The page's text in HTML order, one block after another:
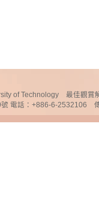
of Technology 最佳觀賞
號 電話：+886-6-2532106